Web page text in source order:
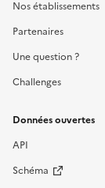
Nos établissements
Partenaires
Une question ?
Challenges
Données ouvertes
API
Schéma